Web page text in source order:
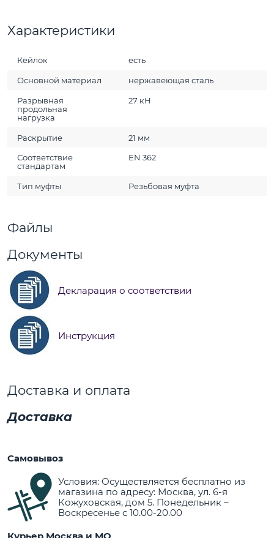
Характеристики
Кейлок есть
Основной материал нержавеющая сталь
Разрывная
продольная
нагрузка
27 кН
Раскрытие 21 мм
Соответствие
стандартам
EN 362
Тип муфты Резьбовая муфта
Файлы
Документы
Декларация о соответствии
Инструкция
Доставка и оплата
Доставка
Самовывоз
Условия: Осуществляется бесплатно из
магазина по адресу: Москва, ул. 6-я
Кожуховская, дом 5. Понедельник –
Воскресенье с 10.00-20.00